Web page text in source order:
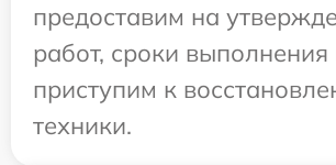
предоставим на
работ, сроки выполнения
приступим к
техники.